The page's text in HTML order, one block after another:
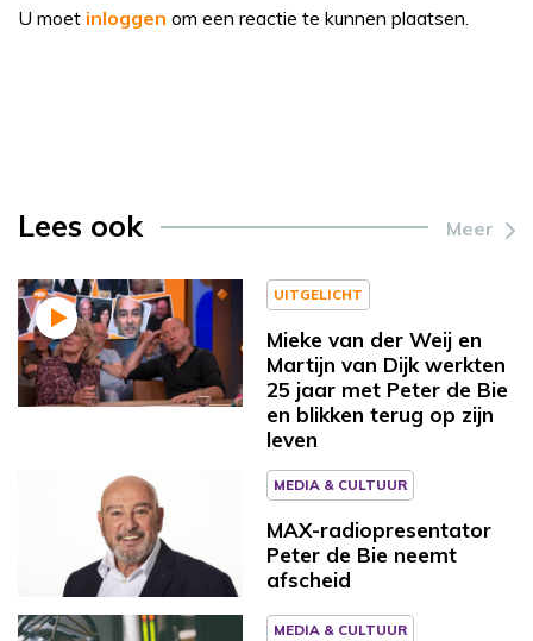
U moet inloggen om een reactie te kunnen plaatsen.
Lees ook Meer
UITGELICHT
Mieke van der Weij en
Martijn van Dijk werkten
25 jaar met Peter de Bie
en blikken terug op zijn
leven
MEDIA & CULTUUR
MAX-radiopresentator
Peter de Bie neemt
afscheid
MEDIA & CULTUUR